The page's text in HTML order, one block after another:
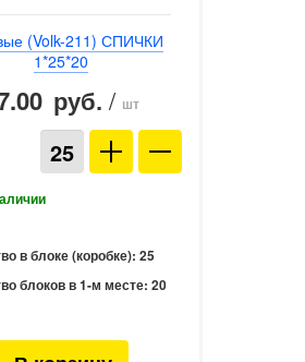
(Volk-211) СПИЧКИ
1*25*20
руб. / шт
в блоке (коробке): 25
блоков в 1-м месте: 20